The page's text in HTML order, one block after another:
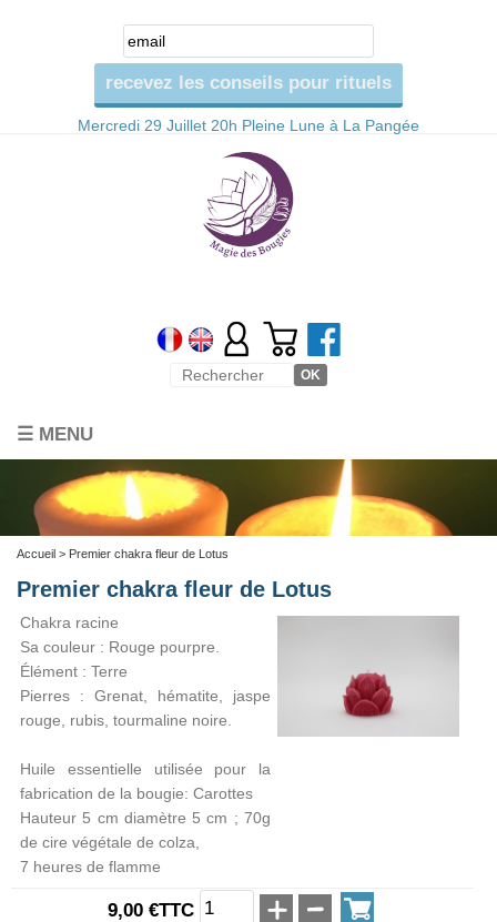
Mercredi 29 Juillet 20h Pleine Lune à La Pangée
☰ MENU
Accueil > Premier chakra fleur de Lotus
Premier chakra fleur de Lotus
Chakra racine
Sa couleur : Rouge pourpre.
Élément : Terre
Pierres : Grenat, hématite, jaspe
rouge, rubis, tourmaline noire.
Huile essentielle utilisée pour la
fabrication de la bougie: Carottes
Hauteur 5 cm diamètre 5 cm ; 70g
de cire végétale de colza,
7 heures de flamme
9,00 €TTC